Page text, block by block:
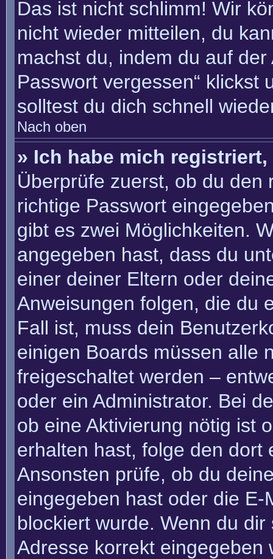
Das ist nicht schlimm! Wir
nicht wieder mitteilen, du
machst du, indem du auf
Passwort vergessen“ klickst
solltest du dich schnell
Nach oben
» Ich habe mich
Überprüfe zuerst, ob du den
richtige Passwort
gibt es zwei Möglichkeiten.
angegeben hast, dass du
einer deiner Eltern oder
Anweisungen folgen, die du
Fall ist, muss dein
einigen Boards müssen alle
freigeschaltet werden –
oder ein Administrator. Bei
ob eine Aktivierung nötig ist
erhalten hast, folge den dort
Ansonsten prüfe, ob du
eingegeben hast oder die
blockiert wurde. Wenn du
Adresse korrekt